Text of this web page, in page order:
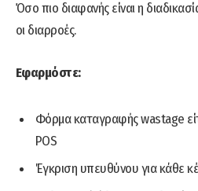
Όσο πιο διαφανής είναι η
οι διαρροές.
Εφαρμόστε:
Φόρμα καταγραφής wastage
POS
Έγκριση υπευθύνου για κάθε